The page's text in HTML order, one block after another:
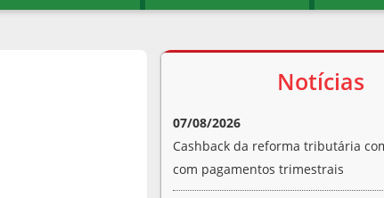
Notícias
07/08/2026
Cashback da reforma tributária
com pagamentos trimestrais